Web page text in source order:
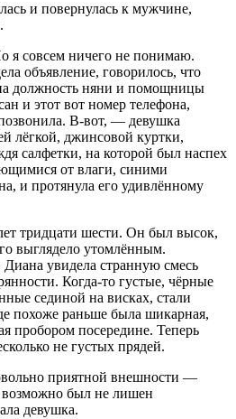
и повернулась к мужчине,
я совсем ничего не понимаю.
объявление, говорилось, что
должность няни и помощницы
и этот вот номер телефона,
В-вот, — девушка
лёгкой, джинсовой куртки,
салфетки, на которой был наспех
от влаги, синими
и протянула его удивлённому
тридцати шести. Он был высок,
выглядело утомлённым.
Диана увидела странную смесь
Когда-то густые, чёрные
сединой на висках, стали
похоже раньше была шикарная,
пробором посередине. Теперь
не густых прядей.
приятной внешности —
возможно был не лишен
девушка.